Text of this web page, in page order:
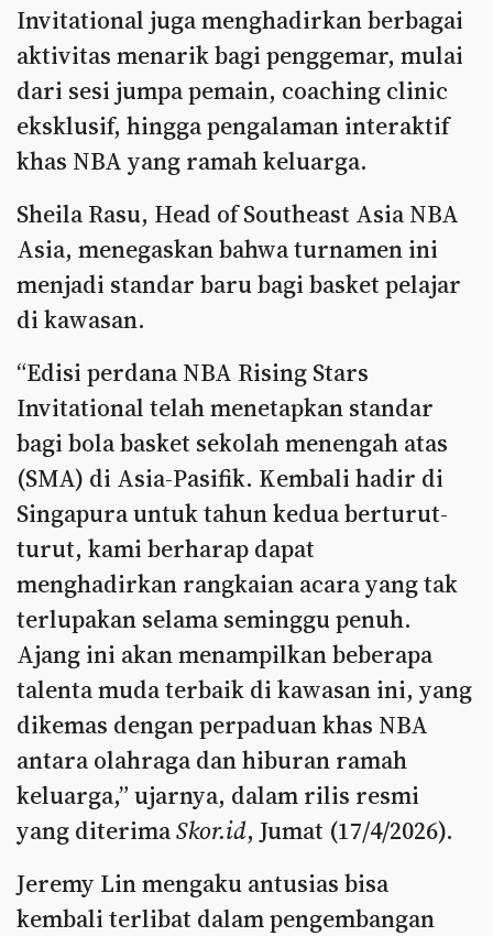
Invitational juga menghadirkan berbagai
aktivitas menarik bagi penggemar, mulai
dari sesi jumpa pemain, coaching clinic
eksklusif, hingga pengalaman interaktif
khas NBA yang ramah keluarga.
Sheila Rasu, Head of Southeast Asia NBA
Asia, menegaskan bahwa turnamen ini
menjadi standar baru bagi basket pelajar
di kawasan.
“Edisi perdana NBA Rising Stars
Invitational telah menetapkan standar
bagi bola basket sekolah menengah atas
(SMA) di Asia-Pasifik. Kembali hadir di
Singapura untuk tahun kedua berturut-
turut, kami berharap dapat
menghadirkan rangkaian acara yang tak
terlupakan selama seminggu penuh.
Ajang ini akan menampilkan beberapa
talenta muda terbaik di kawasan ini, yang
dikemas dengan perpaduan khas NBA
antara olahraga dan hiburan ramah
keluarga,” ujarnya, dalam rilis resmi
yang diterimaSkor.id, Jumat (17/4/2026).
Jeremy Lin mengaku antusias bisa
kembali terlibat dalam pengembangan